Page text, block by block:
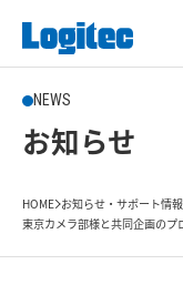
NEWS
お知らせ
HOME お知らせ・サポート情報
東京カメラ部様と共同企画の